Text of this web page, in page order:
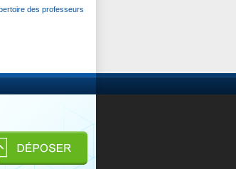
des professeurs